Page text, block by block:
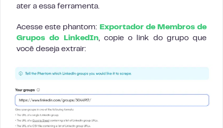
ater a essa ferramenta.
Acesse este phantom: Exportador de Membros de
Grupos do LinkedIn, copie o link do grupo que
você deseja extrair: